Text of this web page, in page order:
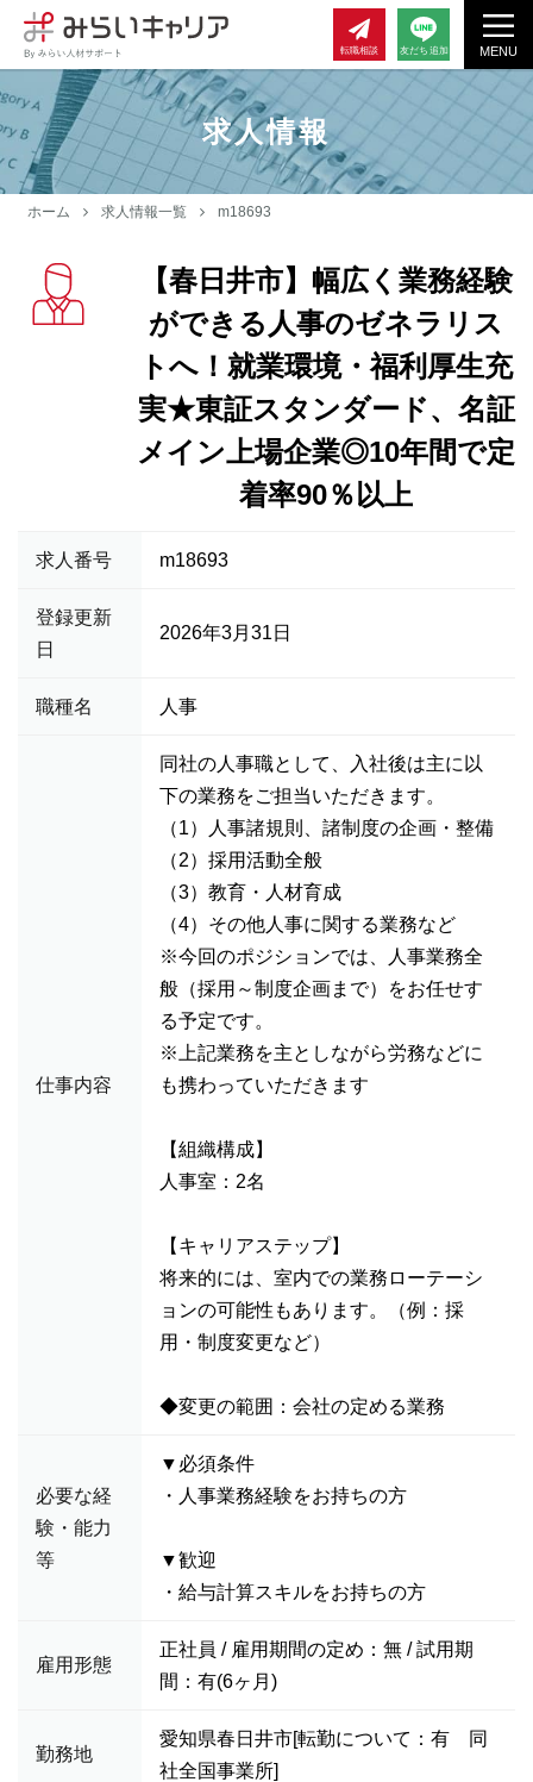
MENU
転職相談 友だち追加
求人情報
ホーム 求人情報一覧 m18693
【春日井市】幅広く業務経験
ができる人事のゼネラリス
トへ！就業環境・福利厚生充
実★東証スタンダード、名証
メイン上場企業◎10年間で定
着率90％以上
求人番号 m18693
登録更新
日
2026年3月31日
職種名 人事
仕事内容
同社の人事職として、入社後は主に以
下の業務をご担当いただきます。
（1）人事諸規則、諸制度の企画・整備
（2）採用活動全般
（3）教育・人材育成
（4）その他人事に関する業務など
※今回のポジションでは、人事業務全
般（採用～制度企画まで）をお任せす
る予定です。
※上記業務を主としながら労務などに
も携わっていただきます
【組織構成】
人事室：2名
【キャリアステップ】
将来的には、室内での業務ローテーシ
ョンの可能性もあります。（例：採
用・制度変更など）
◆変更の範囲：会社の定める業務
必要な経
験・能力
等
▼必須条件
・人事業務経験をお持ちの方
▼歓迎
・給与計算スキルをお持ちの方
雇用形態
正社員 / 雇用期間の定め：無 / 試用期
間：有(6ヶ月)
勤務地
愛知県春日井市[転勤について：有 同
社全国事業所]